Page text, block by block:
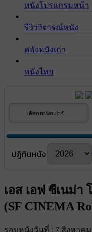
หนังโปรแกรมหน้า
รีวิววิจารณ์หนัง
คลังหนังเก่า
หนังไทย
เลือกภาพยนตร์
ปฎิทินหนัง
เอส เอฟ ซีเนม่า
(SF CINEMA
รอบหนังวันที่ : 7 สิงหาคม